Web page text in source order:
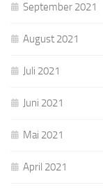
September 2021
August 2021
Juli 2021
Juni 2021
Mai 2021
April 2021